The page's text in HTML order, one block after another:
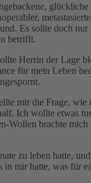
Es sollte doch
betrifft.
Herrin der Lage
für mein Leben
mir die Frage,
Ich wollte etwas
Wollen brachte
zu leben hatte,
in mir hatte, was für